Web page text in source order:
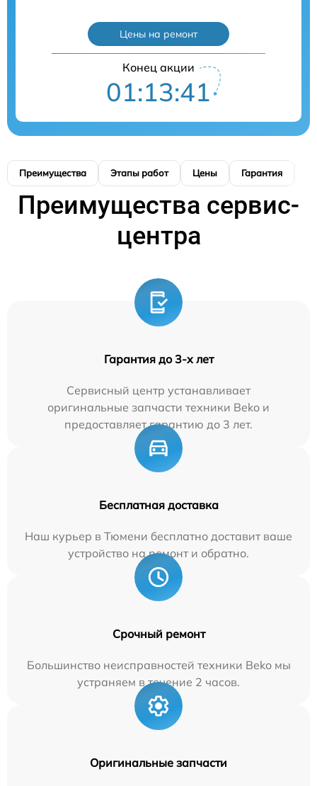
Цены на ремонт
Конец акции
01:13:40
Преимущества Этапы работ Цены Гарантия
Преимущества сервис-
центра
Гарантия до 3-х лет
Сервисный центр устанавливает
оригинальные запчасти техники Beko и
предоставляет гарантию до 3 лет.
Бесплатная доставка
Наш курьер в Тюмени бесплатно доставит ваше
устройство на ремонт и обратно.
Срочный ремонт
Большинство неисправностей техники Beko мы
устраняем в течение 2 часов.
Оригинальные запчасти